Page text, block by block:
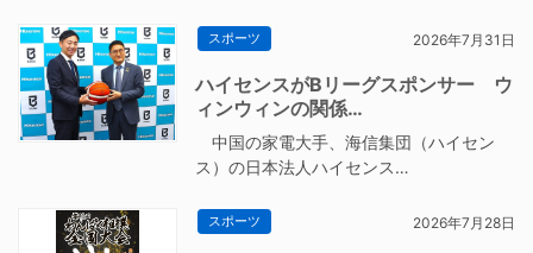
スポーツ 2026年7月31日
ハイセンスがBリーグスポンサー ウ
ィンウィンの関係…
中国の家電大手、海信集団（ハイセン
ス）の日本法人ハイセンス…
スポーツ 2026年7月28日